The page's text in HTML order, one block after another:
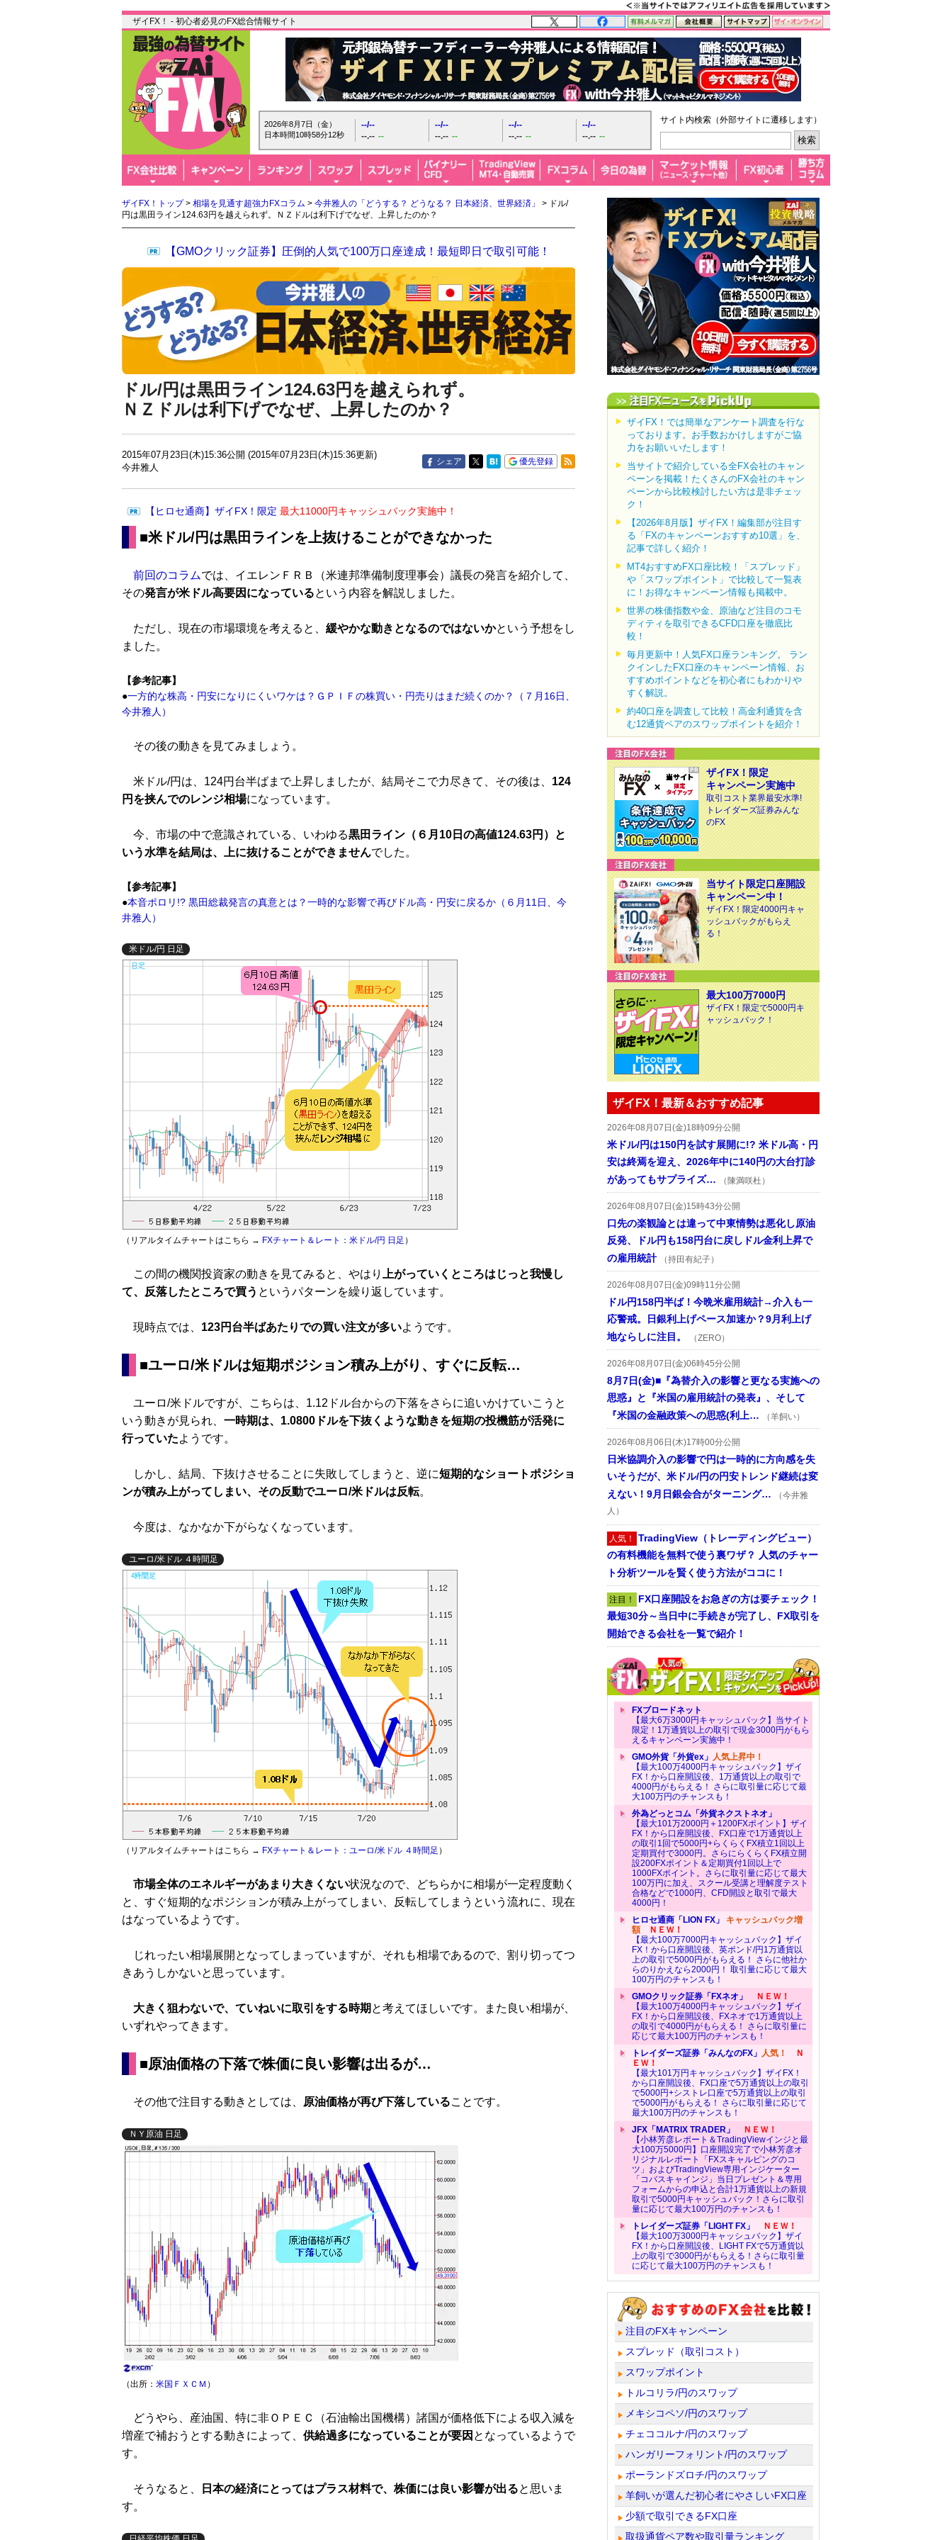
ザイFX！ - 初心者必見のFX総合情報サイト
2026年8月7日（金）
日本時間10時58分13秒
--/--
--.-- --
--/--
--.-- --
--/--
--.-- --
--/--
--.-- --
サイト内検索（外部サイトに遷移します）
ザイFX！トップ> 相場を見通す超強力FXコラム > 今井雅人の「どうする？ どうなる？ 日本経済、世界経済」
> ドル/
円は黒田ライン124.63円を越えられず。ＮＺドルは利下げでなぜ、上昇したのか？
【GMOクリック証券】圧倒的人気で100万口座達成！最短即日で取引可能！
ドル/円は黒田ライン124.63円を越えられず。
ＮＺドルは利下げでなぜ、上昇したのか？
2015年07月23日(木)15:36公開 (2015年07月23日(木)15:36更新)
今井雅人
シェア 優先登録
【ヒロセ通商】ザイFX！限定 最大11000円キャッシュバック実施中！
■米ドル/円は黒田ラインを上抜けることができなかった
前回のコラムでは、イエレンＦＲＢ（米連邦準備制度理事会）議長の発言を紹介して、
その発言が米ドル高要因になっているという内容を解説しました。
ただし、現在の市場環境を考えると、 緩やかな動きとなるのではないかという予想をし
ました。
【参考記事】
●一方的な株高・円安になりにくいワケは？ＧＰＩＦの株買い・円売りはまだ続くのか？（７月16日、
今井雅人）
その後の動きを見てみましょう。
米ドル/円は、124円台半ばまで上昇しましたが、結局そこで力尽きて、その後は、 124
円を挟んでのレンジ相場になっています。
今、市場の中で意識されている、いわゆる黒田ライン（６月10日の高値124.63円）と
いう水準を結局は、上に抜けることができませんでした。
【参考記事】
●本音ポロリ!? 黒田総裁発言の真意とは？一時的な影響で再びドル高・円安に戻るか（６月11日、今
井雅人）
米ドル/円 日足
（リアルタイムチャートはこちら → FXチャート＆レート：米ドル/円 日足 ）
この間の機関投資家の動きを見てみると、やはり
上がっていくところはじっと我慢し
て、反落したところで買う というパターンを繰り返しています。
現時点では、 123円台半ばあたりでの買い注文が多いようです。
■ユーロ/米ドルは短期ポジション積み上がり、すぐに反転…
ユーロ/米ドルですが、こちらは、1.12ドル台からの下落をさらに追いかけていこうと
いう動きが見られ、 一時期は、1.0800ドルを下抜くような動きを短期の投機筋が活発に
行っていたようです。
しかし、結局、下抜けさせることに失敗してしまうと、逆に短期的なショートポジショ
ンが積み上がってしまい、その反動でユーロ/米ドルは反転。
今度は、なかなか下がらなくなっています。
ユーロ/米ドル ４時間足
（リアルタイムチャートはこちら → FXチャート＆レート：ユーロ/米ドル ４時間足 ）
市場全体のエネルギーがあまり大きくない状況なので、どちらかに相場が一定程度動く
と、すぐ短期的なポジションが積み上がってしまい、反転してしまうという流れに、現在
はなっているようです。
じれったい相場展開となってしまっていますが、それも相場であるので、割り切ってつ
きあうしかないと思っています。
大きく狙わないで、ていねいに取引をする時期 と考えてほしいです。また良い相場が、
いずれやってきます。
■原油価格の下落で株価に良い影響は出るが…
その他で注目する動きとしては、 原油価格が再び下落していることです。
ＮＹ原油 日足
（出所： 米国ＦＸＣＭ ）
どうやら、産油国、特に非ＯＰＥＣ（石油輸出国機構）諸国が価格低下による収入減を
増産で補おうとする動きによって、 供給過多になっていることが要因 となっているようで
す。
そうなると、 日本の経済にとってはプラス材料で、株価には良い影響が出ると思いま
す。
ザイFX！では簡単なアンケート調査を行な
っております。お手数おかけしますがご協
力をお願いいたします！
当サイトで紹介している全FX会社のキャン
ペーンを掲載！たくさんのFX会社のキャン
ペーンから比較検討したい方は是非チェッ
ク！
【2026年8月版】ザイFX！編集部が注目す
る「FXのキャンペーンおすすめ10選」を、
記事で詳しく紹介！
MT4おすすめFX口座比較！「スプレッド」
や「スワップポイント」で比較して一覧表
に！お得なキャンペーン情報も掲載中。
世界の株価指数や金、原油など注目のコモ
ディティを取引できるCFD口座を徹底比
較！
毎月更新中！人気FX口座ランキング。 ラン
クインしたFX口座のキャンペーン情報、お
すすめポイントなどを初心者にもわかりや
すく解説。
約40口座を調査して比較！高金利通貨を含
む12通貨ペアのスワップポイントを紹介！
ザイFX！限定
キャンペーン実施中
取引コスト業界最安水準!
トレイダーズ証券みんな
のFX
当サイト限定口座開設
キャンペーン中！
ザイFX！限定4000円キャ
ッシュバックがもらえ
る！
最大100万7000円
ザイFX！限定で5000円キ
ャッシュバック！
ザイFX！最新＆おすすめ記事
2026年08月07日(金)18時09分公開
米ドル/円は150円を試す展開に!? 米ドル高・円
安は終焉を迎え、2026年中に140円の大台打診
があってもサプライズ…
（陳満咲杜）
2026年08月07日(金)15時43分公開
口先の楽観論とは違って中東情勢は悪化し原油
反発、ドル円も158円台に戻しドル金利上昇で
の雇用統計
（持田有紀子）
2026年08月07日(金)09時11分公開
ドル円158円半ば！今晩米雇用統計→介入も一
応警戒。日銀利上げペース加速か？9月利上げ
地ならしに注目。
（ZERO）
2026年08月07日(金)06時45分公開
8月7日(金)■『為替介入の影響と更なる実施への
思惑』と『米国の雇用統計の発表』、そして
『米国の金融政策への思惑(利上…
（羊飼い）
2026年08月06日(木)17時00分公開
日米協調介入の影響で円は一時的に方向感を失
いそうだが、米ドル/円の円安トレンド継続は変
えない！9月日銀会合がターニング…
（今井雅
人）
人気！ TradingView（トレーディングビュー）
の有料機能を無料で使う裏ワザ？ 人気のチャー
ト分析ツールを賢く使う方法がココに！
注目！ FX口座開設をお急ぎの方は要チェック！
最短30分～当日中に手続きが完了し、FX取引を
開始できる会社を一覧で紹介！
FXブロードネット
【最大6万3000円キャッシュバック】当サイト
限定！1万通貨以上の取引で現金3000円がもら
えるキャンペーン実施中！
GMO外貨「外貨ex」 人気上昇中！
【最大100万4000円キャッシュバック】ザイ
FX！から口座開設後、1万通貨以上の取引で
4000円がもらえる！ さらに取引量に応じて最
大100万円のチャンスも！
外為どっとコム「外貨ネクストネオ」
【最大101万2000円＋1200FXポイント】ザイ
FX！から口座開設後、FX口座で1万通貨以上
の取引1回で5000円+らくらくFX積立1回以上
定期買付で3000円。さらにらくらくFX積立開
設200FXポイント＆定期買付1回以上で
1000FXポイント。さらに取引量に応じて最大
100万円に加え、スクール受講と理解度テスト
合格などで1000円、CFD開設と取引で最大
4000円！
ヒロセ通商「LION FX」 キャッシュバック増
額ＮＥＷ！
【最大100万7000円キャッシュバック】ザイ
FX！から口座開設後、英ポンド/円1万通貨以
上の取引で5000円がもらえる！ さらに他社か
らのりかえなら2000円！ 取引量に応じて最大
100万円のチャンスも！
GMOクリック証券「FXネオ」
ＮＥＷ！
【最大100万4000円キャッシュバック】ザイ
FX！から口座開設後、FXネオで1万通貨以上
の取引で4000円がもらえる！ さらに取引量に
応じて最大100万円のチャンスも！
トレイダーズ証券「みんなのFX」 人気！
Ｎ
ＥＷ！
【最大101万円キャッシュバック】ザイFX！
から口座開設後、FX口座で5万通貨以上の取引
で5000円+シストレ口座で5万通貨以上の取引
で5000円がもらえる！ さらに取引量に応じて
最大100万円のチャンスも！
JFX「MATRIX TRADER」
ＮＥＷ！
【小林芳彦レポート＆TradingViewインジと最
大100万5000円】口座開設完了で小林芳彦オ
リジナルレポート「FXスキャルピングのコ
ツ」およびTradingView専用インジケーター
「コバスキャインジ」当日プレゼント＆専用
フォームからの申込と合計1万通貨以上の新規
取引で5000円キャッシュバック！さらに取引
量に応じて最大100万円のチャンスも！
トレイダーズ証券「LIGHT FX」
ＮＥＷ！
【最大100万3000円キャッシュバック】ザイ
FX！から口座開設後、LIGHT FXで5万通貨以
上の取引で3000円がもらえる！さらに取引量
に応じて最大100万円のチャンスも！
注目のFXキャンペーン
スプレッド（取引コスト）
スワップポイント
トルコリラ/円のスワップ
メキシコペソ/円のスワップ
チェココルナ/円のスワップ
ハンガリーフォリント/円のスワップ
ポーランドズロチ/円のスワップ
羊飼いが選んだ初心者にやさしいFX口座
少額で取引できるFX口座
取扱通貨ペア数や取引量ランキング